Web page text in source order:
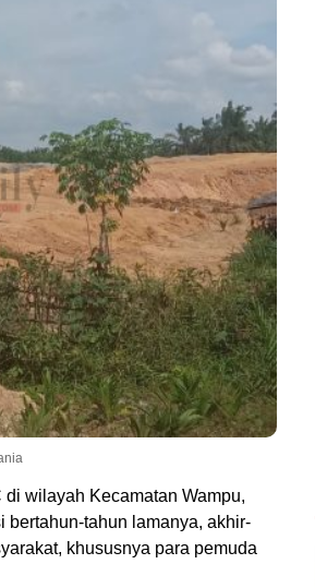
di wilayah Kecamatan Wampu,
bertahun-tahun lamanya, akhir-
khususnya para pemuda